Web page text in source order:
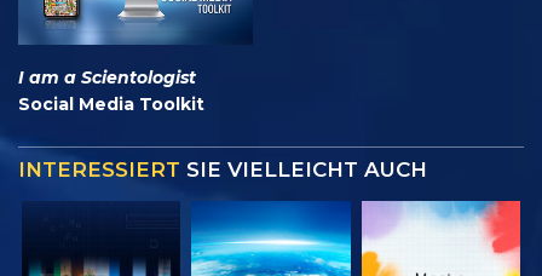
I am a Scientologist
Social Media Toolkit
INTERESSIERT SIE VIELLEICHT AUCH